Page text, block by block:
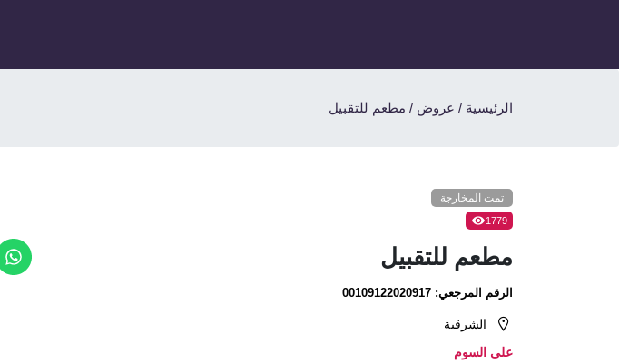
الرئيسية / عروض / مطعم للتقبيل
تمت المخارجة
1779
مطعم للتقبيل
الرقم المرجعي:
الشرقية
على السوم